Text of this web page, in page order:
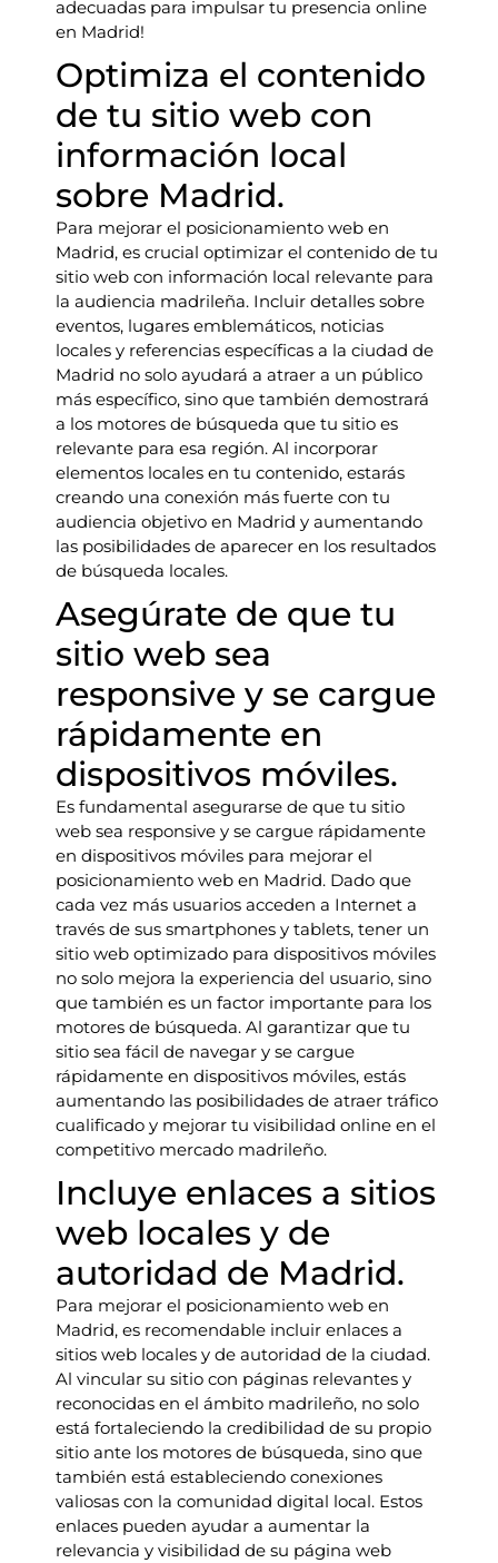
adecuadas para impulsar tu presencia online
en Madrid!
Optimiza el contenido
de tu sitio web con
información local
sobre Madrid.
Para mejorar el posicionamiento web en
Madrid, es crucial optimizar el contenido de tu
sitio web con información local relevante para
la audiencia madrileña. Incluir detalles sobre
eventos, lugares emblemáticos, noticias
locales y referencias específicas a la ciudad de
Madrid no solo ayudará a atraer a un público
más específico, sino que también demostrará
a los motores de búsqueda que tu sitio es
relevante para esa región. Al incorporar
elementos locales en tu contenido, estarás
creando una conexión más fuerte con tu
audiencia objetivo en Madrid y aumentando
las posibilidades de aparecer en los resultados
de búsqueda locales.
Asegúrate de que tu
sitio web sea
responsive y se cargue
rápidamente en
dispositivos móviles.
Es fundamental asegurarse de que tu sitio
web sea responsive y se cargue rápidamente
en dispositivos móviles para mejorar el
posicionamiento web en Madrid. Dado que
cada vez más usuarios acceden a Internet a
través de sus smartphones y tablets, tener un
sitio web optimizado para dispositivos móviles
no solo mejora la experiencia del usuario, sino
que también es un factor importante para los
motores de búsqueda. Al garantizar que tu
sitio sea fácil de navegar y se cargue
rápidamente en dispositivos móviles, estás
aumentando las posibilidades de atraer tráfico
cualificado y mejorar tu visibilidad online en el
competitivo mercado madrileño.
Incluye enlaces a sitios
web locales y de
autoridad de Madrid.
Para mejorar el posicionamiento web en
Madrid, es recomendable incluir enlaces a
sitios web locales y de autoridad de la ciudad.
Al vincular su sitio con páginas relevantes y
reconocidas en el ámbito madrileño, no solo
está fortaleciendo la credibilidad de su propio
sitio ante los motores de búsqueda, sino que
también está estableciendo conexiones
valiosas con la comunidad digital local. Estos
enlaces pueden ayudar a aumentar la
relevancia y visibilidad de su página web